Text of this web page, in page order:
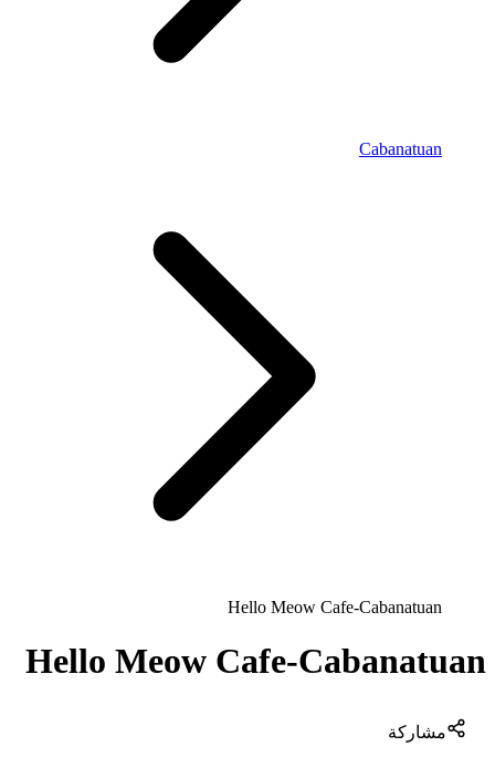
Cabanatuan
Hello Meow Cafe-Cabanatuan
Hello Meow Cafe-Cabanatuan
مشاركة